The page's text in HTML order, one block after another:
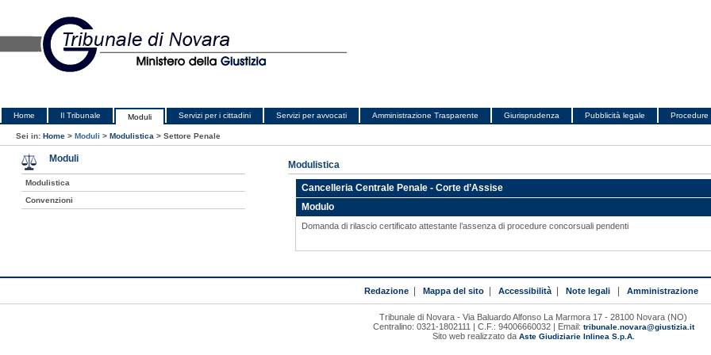
Home Il Tribunale Moduli Servizi per i cittadini Servizi per avvocati Amministrazione Trasparente Giurisprudenza Pubblicità legale Procedure
Sei in: Home > Moduli > Modulistica > Settore Penale
Modulistica
Cancelleria Centrale Penale - Corte d’Assise
Modulo
Domanda di rilascio certificato attestante l’assenza di procedure concorsuali pendenti
Moduli
Modulistica
Convenzioni
Redazione| Mappa del sito| Accessibilità| Note legali| Amministrazione
Tribunale di Novara - Via Baluardo Alfonso La Marmora 17 - 28100 Novara (NO)
Centralino: 0321-1802111 | C.F.: 94006660032 | Email: tribunale.novara@giustizia.it
Sito web realizzato da Aste Giudiziarie Inlinea S.p.A.